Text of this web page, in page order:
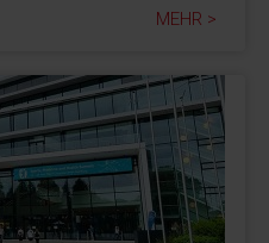
MEHR >